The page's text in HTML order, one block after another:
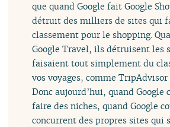
que quand Google fait Google
détruit des milliers de sites qui
classement pour le shopping.
Google Travel, ils détruisent les
faisaient tout simplement du
vos voyages, comme TripAdvisor
Donc aujourd’hui, quand Google
faire des niches, quand Google
concurrent des propres sites qui